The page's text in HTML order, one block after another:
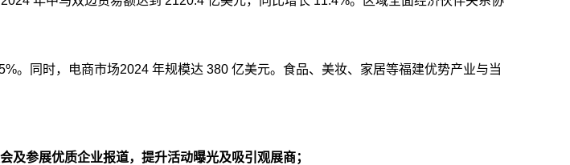
。同时，电商市场2024 年规模达 380 亿美元。食品、美妆、家居等福建优势产业与当
参展优质企业报道，提升活动曝光及吸引观展商；